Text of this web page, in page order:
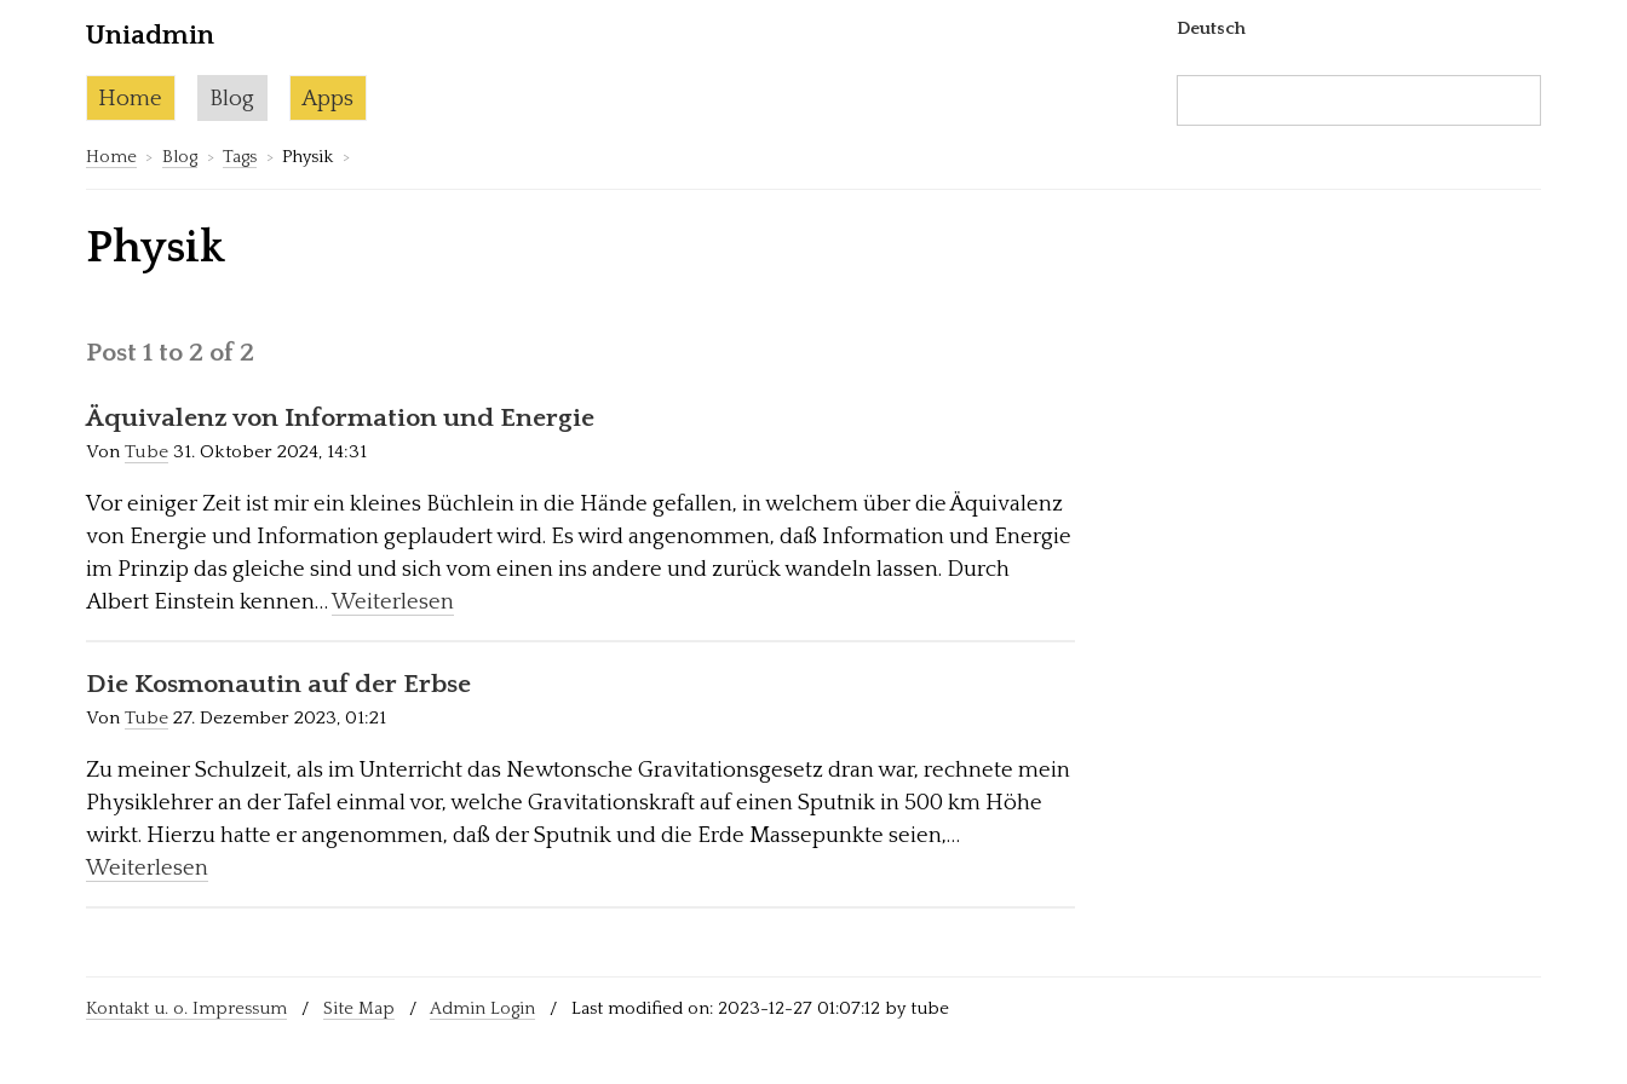
Uniadmin Deutsch
Skip to content
Home Current page:
Blog Apps
Home Blog Tags Physik
Physik
Post 1 to 2 of 2
Äquivalenz von Information und Energie
VonTube 31. Oktober 2024, 14:31
Vor einiger Zeit ist mir ein kleines Büchlein in die Hände gefallen, in welchem über die Äquivalenz
von Energie und Information geplaudert wird. Es wird angenommen, daß Information und Energie
im Prinzip das gleiche sind und sich vom einen ins andere und zurück wandeln lassen. Durch
Albert Einstein kennen…Weiterlesen
Die Kosmonautin auf der Erbse
VonTube 27. Dezember 2023, 01:21
Zu meiner Schulzeit, als im Unterricht das Newtonsche Gravitationsgesetz dran war, rechnete mein
Physiklehrer an der Tafel einmal vor, welche Gravitationskraft auf einen Sputnik in 500 km Höhe
wirkt. Hierzu hatte er angenommen, daß der Sputnik und die Erde Massepunkte seien,…
Weiterlesen
Kontakt u. o. Impressum /Site Map /Admin Login / Last modified on: 2023-12-27 01:07:12 by tube